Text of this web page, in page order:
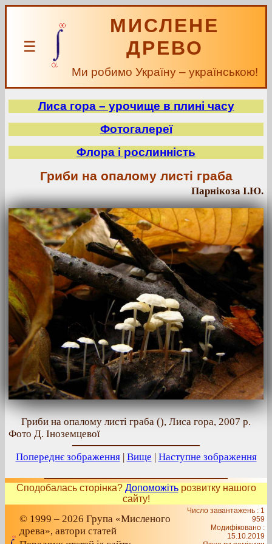
☰
МИСЛЕНЕ
ДРЕВО
Ми робимо Україну – українською!
Лиса гора – урочище в плині часу
Фотогалереї
Флора і рослинність
Гриби на опалому листі граба
Парнікоза І.Ю.
Гриби на опалому листі граба (), Лиса гора, 2007 р.
Фото Д. Іноземцевої
Попереднє зображення| Вище | Наступне зображення
Сподобалась сторінка? Допоможітьрозвитку нашого
сайту!
© 1999 – 2026 Група «Мисленого
древа», автори статей
Число завантажень : 1
959
Модифіковано :
15.10.2019